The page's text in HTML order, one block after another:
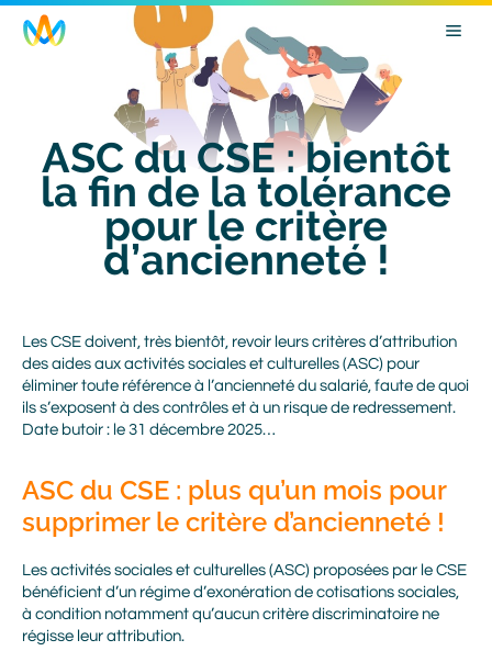
Skip
Image
ASC du CSE : bientôt
la fin de la tolérance
pour le critère
d’ancienneté !
Body
Les CSE doivent, très bientôt, revoir leurs critères d’attribution
des aides aux activités sociales et culturelles (ASC) pour
éliminer toute référence à l’ancienneté du salarié, faute de quoi
ils s’exposent à des contrôles et à un risque de redressement.
Date butoir : le 31 décembre 2025…
ASC du CSE : plus qu’un mois pour
supprimer le critère d’ancienneté !
Les activités sociales et culturelles (ASC) proposées par le CSE
bénéficient d’un régime d’exonération de cotisations sociales,
à condition notamment qu’aucun critère discriminatoire ne
régisse leur attribution.